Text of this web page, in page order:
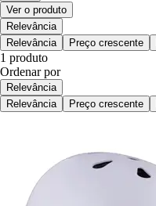
Ver o produto
Relevância
Relevância
Preço crescente
1 produto
Ordenar por
Relevância
Relevância
Preço crescente